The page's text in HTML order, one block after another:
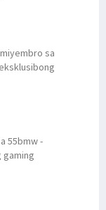
sa
55bmw -
gaming